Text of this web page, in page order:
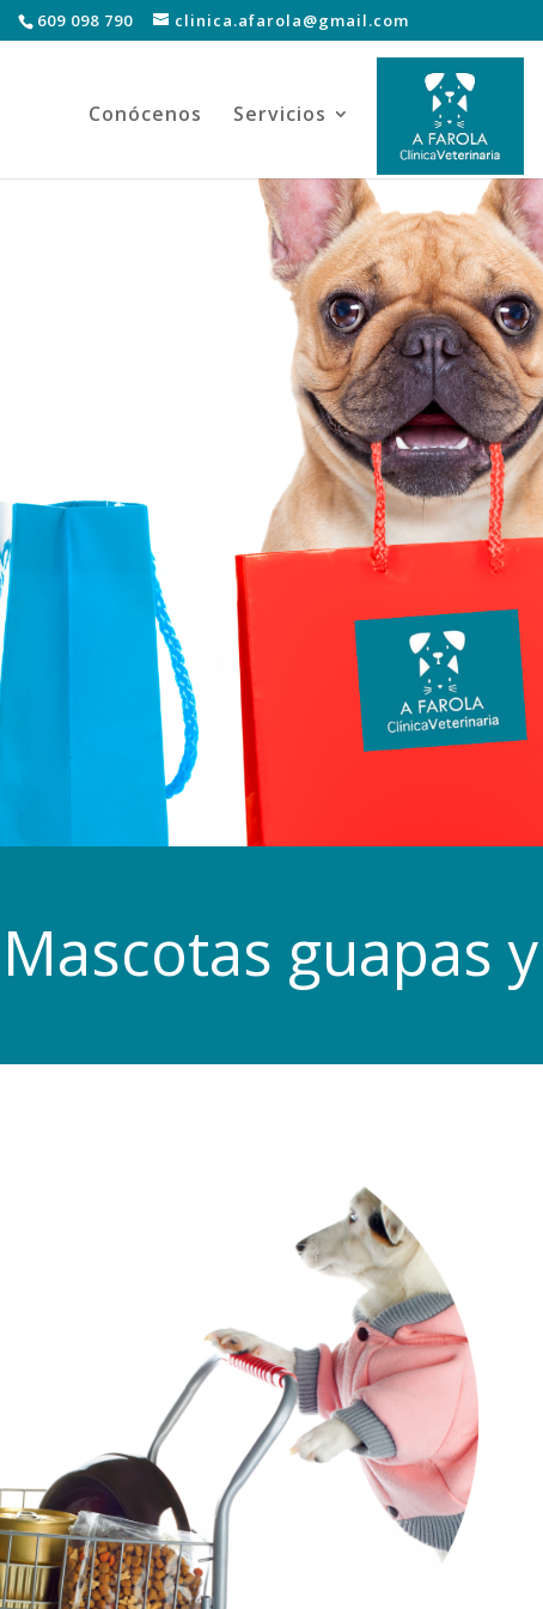
609 098 790 clinica.afarola@gmail.com
Conócenos Servicios
Mascotas guapas